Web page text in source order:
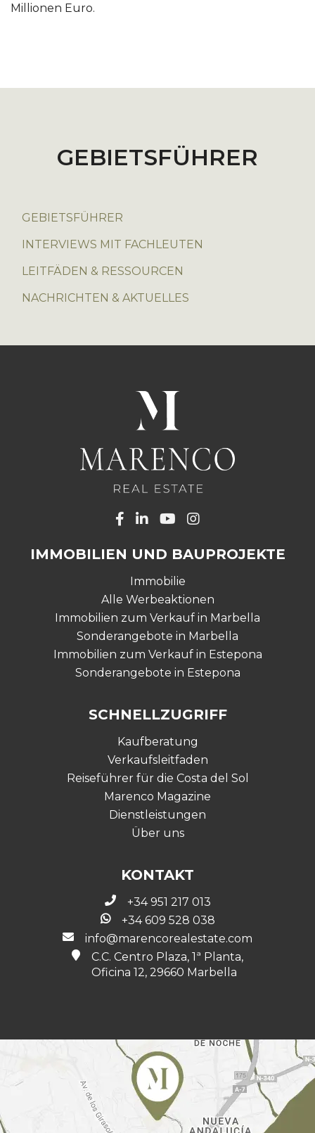
Millionen Euro.
GEBIETSFÜHRER
GEBIETSFÜHRER
INTERVIEWS MIT FACHLEUTEN
LEITFÄDEN & RESSOURCEN
NACHRICHTEN & AKTUELLES
IMMOBILIEN UND BAUPROJEKTE
Immobilie
Alle Werbeaktionen
Immobilien zum Verkauf in Marbella
Sonderangebote in Marbella
Immobilien zum Verkauf in Estepona
Sonderangebote in Estepona
SCHNELLZUGRIFF
Kaufberatung
Verkaufsleitfaden
Reiseführer für die Costa del Sol
Marenco Magazine
Dienstleistungen
Über uns
KONTAKT
+34 951 217 013
+34 609 528 038
info@marencorealestate.com
C.C. Centro Plaza, 1ª Planta,
Oficina 12, 29660 Marbella